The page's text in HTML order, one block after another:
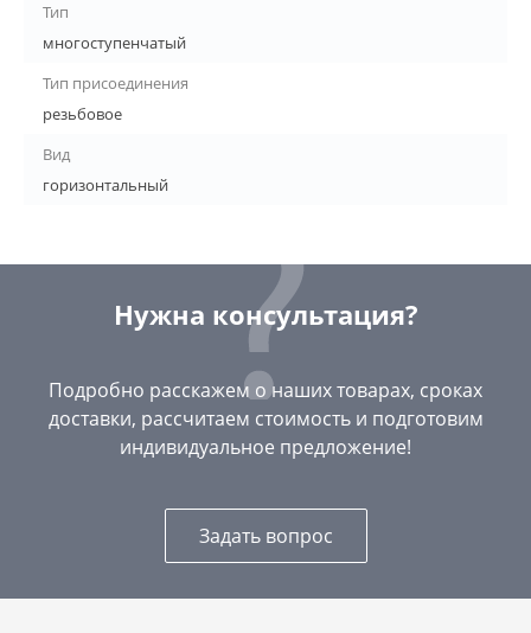
Тип
многоступенчатый
Тип присоединения
резьбовое
Вид
горизонтальный
Нужна консультация?
Подробно расскажем о наших товарах, сроках
доставки, рассчитаем стоимость и подготовим
индивидуальное предложение!
Задать вопрос